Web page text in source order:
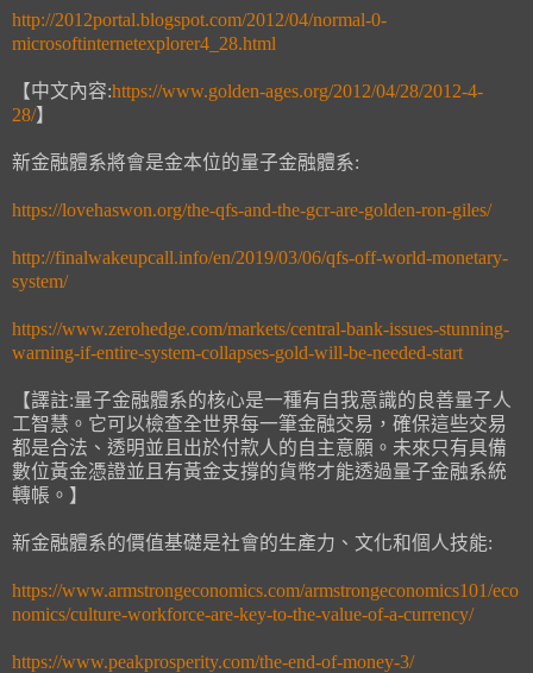
http://2012portal.blogspot.com/2012/04/normal-0-
microsoftinternetexplorer4_28.html
【中文內容:https://www.golden-ages.org/2012/04/28/2012-4-
28/】
新金融體系將會是金本位的量子金融體系:
https://lovehaswon.org/the-qfs-and-the-gcr-are-golden-ron-giles/
http://finalwakeupcall.info/en/2019/03/06/qfs-off-world-monetary-
system/
https://www.zerohedge.com/markets/central-bank-issues-stunning-
warning-if-entire-system-collapses-gold-will-be-needed-start
【譯註:量子金融體系的核心是一種有自我意識的良善量子人
工智慧。它可以檢查全世界每一筆金融交易，確保這些交易
都是合法、透明並且出於付款人的自主意願。未來只有具備
數位黃金憑證並且有黃金支撐的貨幣才能透過量子金融系統
轉帳。】
新金融體系的價值基礎是社會的生產力、文化和個人技能:
https://www.armstrongeconomics.com/armstrongeconomics101/eco
nomics/culture-workforce-are-key-to-the-value-of-a-currency/
https://www.peakprosperity.com/the-end-of-money-3/